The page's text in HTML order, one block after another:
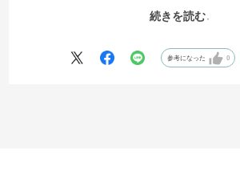
のでカジュアルでもありながら、きれいめ感もあ
続きを読む
参考になった 0